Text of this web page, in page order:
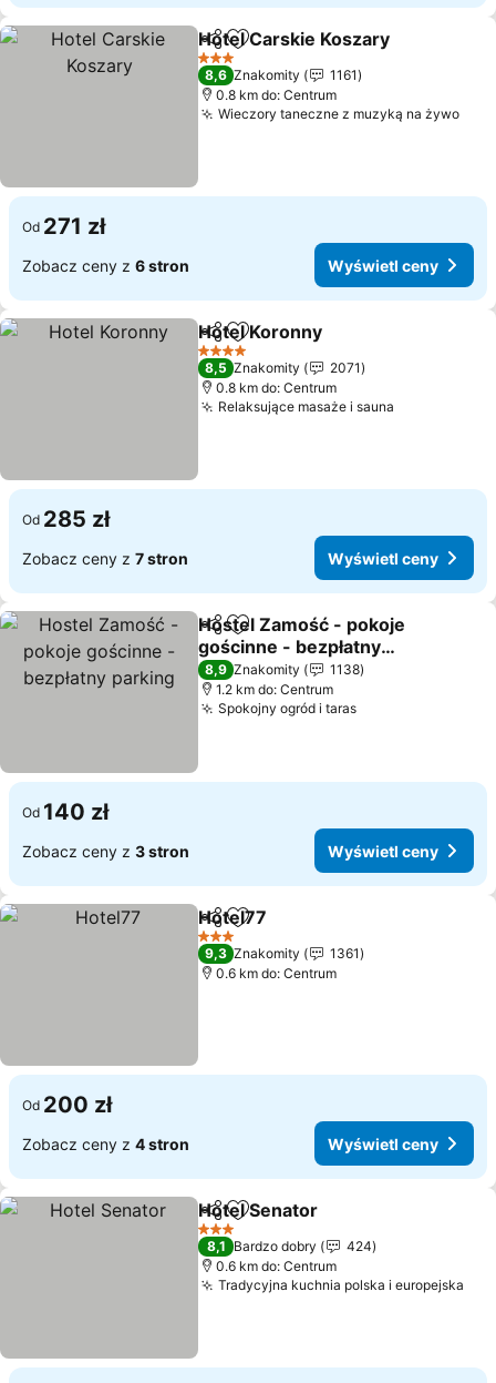
Udostępnij
Dodaj do ulubionych
Hotel Carskie Koszary
3 Kategoria
8,6 Znakomity
1161
0.8 km do: Centrum
Wieczory taneczne z muzyką na żywo
Od 271 zł
Zobacz ceny z 6 stron Wyświetl ceny
Udostępnij
Dodaj do ulubionych
Hotel Koronny
4 Kategoria
8,5 Znakomity
2071
0.8 km do: Centrum
Relaksujące masaże i sauna
Od 285 zł
Zobacz ceny z 7 stron Wyświetl ceny
Udostępnij
Dodaj do ulubionych
Hostel Zamość - pokoje
gościnne - bezpłatny
parking
8,9 Znakomity
1138
1.2 km do: Centrum
Spokojny ogród i taras
Od 140 zł
Zobacz ceny z 3 stron Wyświetl ceny
UdostępnijDodaj do ulubionych
Hotel77
3 Kategoria
9,3 Znakomity
1361
0.6 km do: Centrum
Od 200 zł
Zobacz ceny z 4 stron Wyświetl ceny
Udostępnij
Dodaj do ulubionych
Hotel Senator
3 Kategoria
8,1 Bardzo dobry
424
0.6 km do: Centrum
Tradycyjna kuchnia polska i europejska